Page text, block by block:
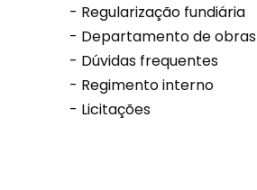
- Regularização fundiária
- Departamento de obras
- Dúvidas frequentes
- Regimento interno
- Licitações